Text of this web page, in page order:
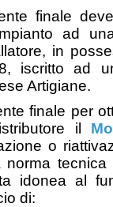
finale
ad
in
iscritto ad
Artigiane.
finale per
il
o
norma
idonea al
di: